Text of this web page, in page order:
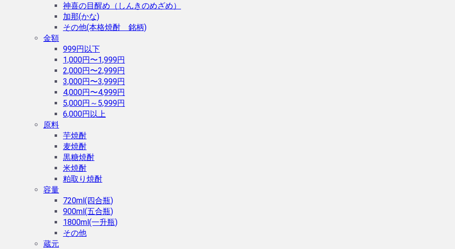
神喜の目醒め（しんきのめざめ）
加那(かな)
その他(本格焼酎 銘柄)
金額
999円以下
1,000円〜1,999円
2,000円〜2,999円
3,000円〜3,999円
4,000円〜4,999円
5,000円～5,999円
6,000円以上
原料
芋焼酎
麦焼酎
黒糖焼酎
米焼酎
粕取り焼酎
容量
720ml(四合瓶)
900ml(五合瓶)
1800ml(一升瓶)
その他
蔵元